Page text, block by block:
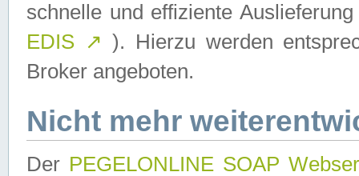
schnelle und effiziente
EDIS ↗ ). Hierzu werden
Broker angeboten.
Nicht mehr
Der PEGELONLINE SOAP